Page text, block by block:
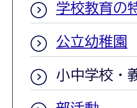
学校教育の
公立幼稚園
小中学校・